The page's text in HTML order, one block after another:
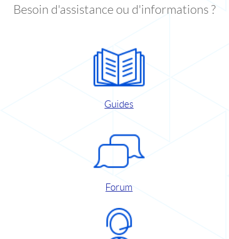
Besoin d'assistance ou d'informations ?
Guides
Forum